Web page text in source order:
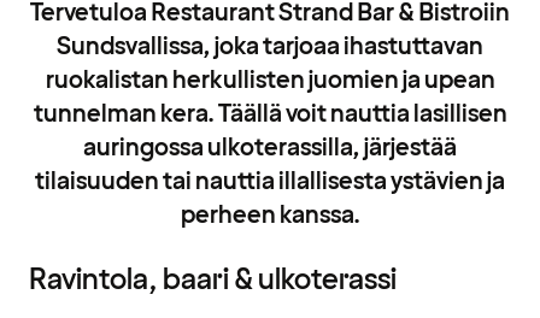
Tervetuloa Restaurant Strand Bar & Bistroiin
Sundsvallissa, joka tarjoaa ihastuttavan
ruokalistan herkullisten juomien ja upean
tunnelman kera. Täällä voit nauttia lasillisen
auringossa ulkoterassilla, järjestää
tilaisuuden tai nauttia illallisesta ystävien ja
perheen kanssa.
Ravintola, baari & ulkoterassi